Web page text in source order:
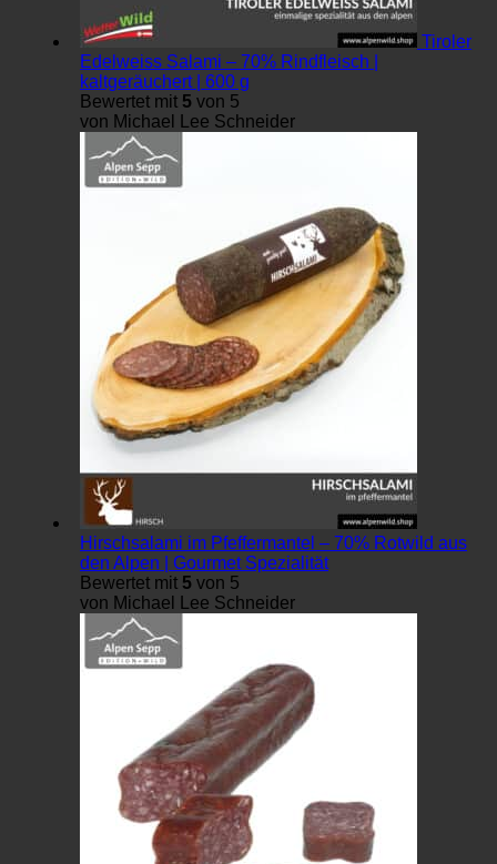
Tiroler
Edelweiss Salami – 70% Rindfleisch |
kaltgeräuchert | 600 g
Bewertet mit 5 von 5
von Michael Lee Schneider
Hirschsalami im Pfeffermantel – 70% Rotwild aus
den Alpen | Gourmet Spezialität
Bewertet mit 5 von 5
von Michael Lee Schneider